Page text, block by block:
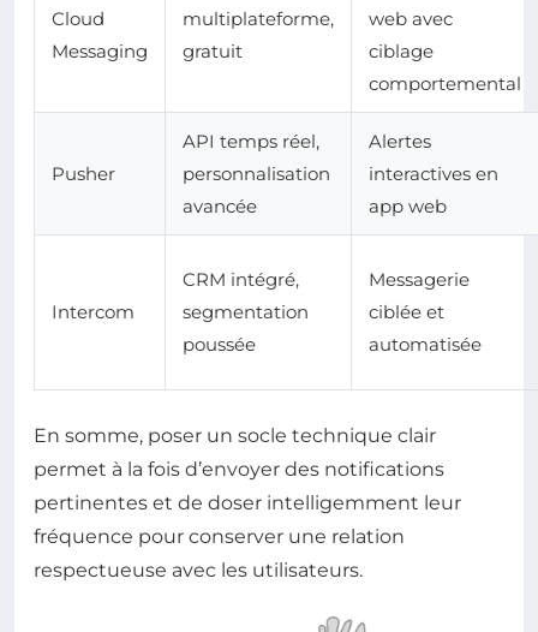
Cloud
Messaging
multiplateforme,
gratuit
web avec
ciblage
comportemental
Pusher
API temps réel,
personnalisation
avancée
Alertes
interactives en
app web
Intercom
CRM intégré,
segmentation
poussée
Messagerie
ciblée et
automatisée
En somme, poser un socle technique clair
permet à la fois d’envoyer des notifications
pertinentes et de doser intelligemment leur
fréquence pour conserver une relation
respectueuse avec les utilisateurs.